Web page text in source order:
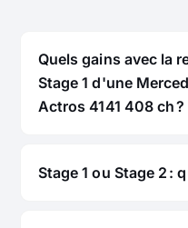
Quels gains avec la
Stage 1 d'une
Actros 4141 408 ch ?
Stage 1 ou Stage 2 :